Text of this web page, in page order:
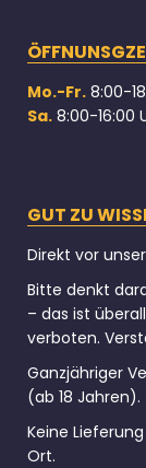
Mo.-Fr. 8:00-
Sa. 8:00-16:00
GUT ZU
Direkt vor
Bitte denkt
– das ist
verboten.
Ganzjähriger
(ab 18 Jahren).
Keine
Ort.